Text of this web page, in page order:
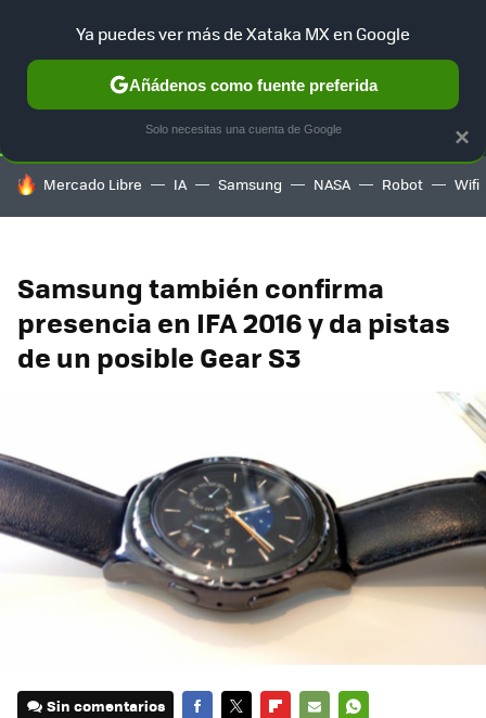
SELECCIÓN GAMING HOME AUTO TERRITORIO
HOY SE HABLA DE
Mercado Libre IA Samsung NASA Robot Wifi
Samsung también confirma
presencia en IFA 2016 y da pistas
de un posible Gear S3
Sin comentarios
×
Ya puedes ver más de Xataka MX en Google
Añádenos como fuente preferida
Solo necesitas una cuenta de Google